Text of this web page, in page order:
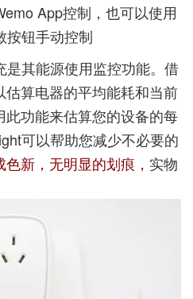
App控制，也可以使用
按钮手动控制
是其能源使用监控功能。借
算电器的平均能耗和当前
功能来估算您的设备的每
可以帮助您减少不必要的
色新，无明显的划痕， 实物